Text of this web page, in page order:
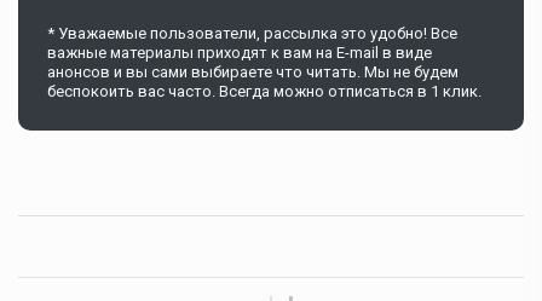
* Уважаемые пользователи, рассылка это удобно! Все
важные материалы приходят к вам на E-mail в виде
анонсов и вы сами выбираете что читать. Мы не будем
беспокоить вас часто. Всегда можно отписаться в 1 клик.